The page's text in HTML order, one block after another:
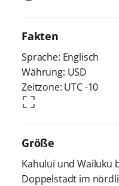
Fakten
Sprache: Englisch
Währung: USD
Zeitzone: UTC -10
Größe
Kahului und Wailuku
Doppelstadt im